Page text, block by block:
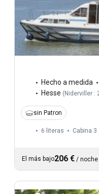
Hecho a medida
Hesse ( Niderviller :
sin Patron
6 literas Cabina 3
El más bajo206 € / noche